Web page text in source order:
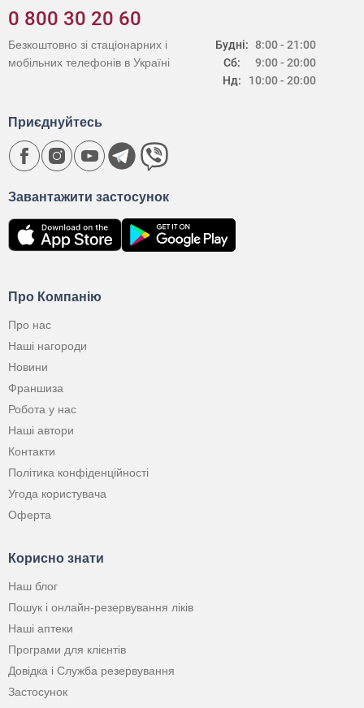
0 800 30 20 60
Будні:
Сб:
Нд:
8:00 - 21:00
9:00 - 20:00
10:00 - 20:00
Безкоштовно зі стаціонарних і
мобільних телефонів в Україні
Про Компанію
Про нас
Наші нагороди
Новини
Франшиза
Робота у нас
Наші автори
Контакти
Політика конфіденційності
Угода користувача
Оферта
Корисно знати
Наш блог
Пошук і онлайн-резервування ліків
Наші аптеки
Програми для клієнтів
Довідка і Служба резервування
Застосунок
Завантажити застосунок
Приєднуйтесь